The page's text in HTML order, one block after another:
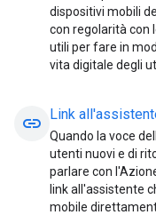
dispositivi mobili
con regolarità con
utili per fare in
vita digitale degli
link Link
Quando la voce
utenti nuovi e di
parlare con
link all'assistente
mobile